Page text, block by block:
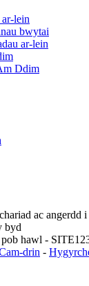
lein
bwytai
ar-lein
Ddim
ac angerdd
byd
hawl -
drin -